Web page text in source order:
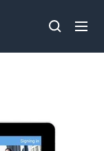
ملاحة